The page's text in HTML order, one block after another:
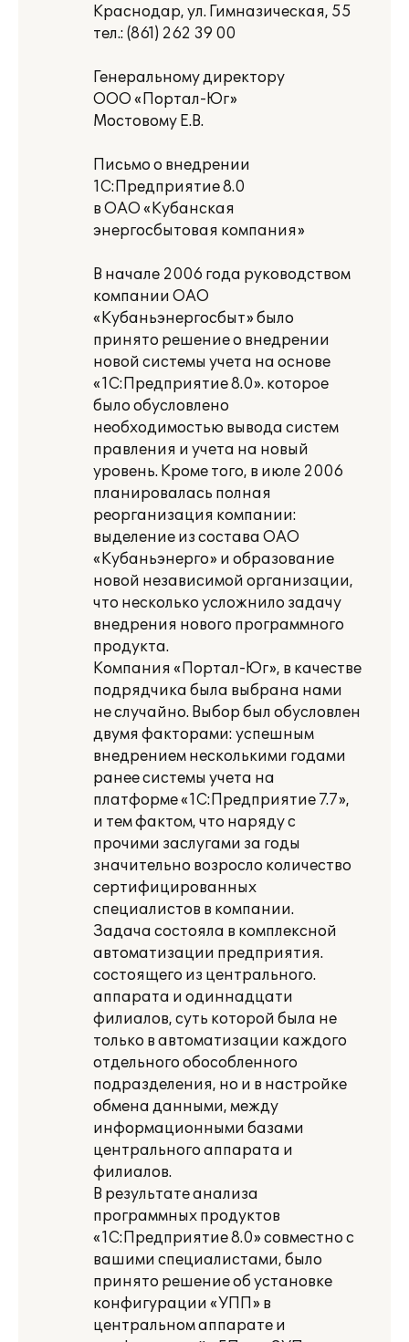
Краснодар, ул. Гимназическая, 55
тел.: (861) 262 39 00
Генеральному директору
ООО «Портал-Юг»
Мостовому Е.В.
Письмо о внедрении
1С:Предприятие 8.0
в ОАО «Кубанская
энергосбытовая компания»
В начале 2006 года руководством
компании ОАО
«Кубаньэнергосбыт» было
принято решение о внедрении
новой системы учета на основе
«1С:Предприятие 8.0». которое
было обусловлено
необходимостью вывода систем
правления и учета на новый
уровень. Кроме того, в июле 2006
планировалась полная
реорганизация компании:
выделение из состава ОАО
«Кубаньэнерго» и образование
новой независимой организации,
что несколько усложнило задачу
внедрения нового программного
продукта.
Компания «Портал-Юг», в качестве
подрядчика была выбрана нами
не случайно. Выбор был обусловлен
двумя факторами: успешным
внедрением несколькими годами
ранее системы учета на
платформе «1С:Предприятие 7.7»,
и тем фактом, что наряду с
прочими заслугами за годы
значительно возросло количество
сертифицированных
специалистов в компании.
Задача состояла в комплексной
автоматизации предприятия.
состоящего из центрального.
аппарата и одиннадцати
филиалов, суть которой была не
только в автоматизации каждого
отдельного обособленного
подразделения, но и в настройке
обмена данными‚ между
информационными базами
центрального аппарата и
филиалов.
В результате анализа
программных продуктов
«1С:Предприятие 8.0» совместно с
вашими специалистами, было
принято решение об установке
конфигурации «УПП» в
центральном аппарате и